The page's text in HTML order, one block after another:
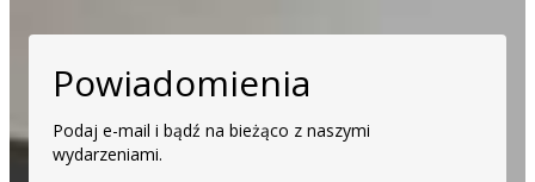
Powiadomienia
Podaj e-mail i bądź na bieżąco z naszymi
wydarzeniami.